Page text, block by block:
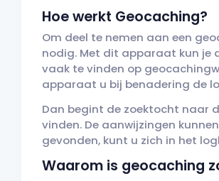
Hoe werkt Geocaching?
Om deel te nemen aan een
nodig. Met dit apparaat kun je
vaak te vinden op
apparaat u bij benadering de
Dan begint de zoektocht naar
vinden. De aanwijzingen
gevonden, kunt u zich in het
Waarom is geocaching